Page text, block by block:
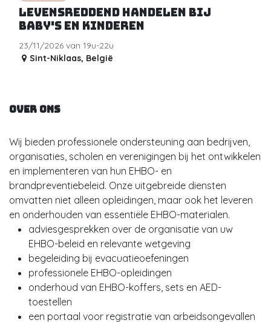
Levensreddend handelen bij
baby's en kinderen
23/11/2026 van 19u-22u
Sint-Niklaas, België
Over ons
Wij bieden professionele ondersteuning aan bedrijven,
organisaties, scholen en verenigingen bij het ontwikkelen
en implementeren van hun EHBO- en
brandpreventiebeleid. Onze uitgebreide diensten
omvatten niet alleen opleidingen, maar ook het leveren
en onderhouden van essentiële EHBO-materialen.
adviesgesprekken over de organisatie van uw
EHBO-beleid en relevante wetgeving
begeleiding bij evacuatieoefeningen
professionele EHBO-opleidingen
onderhoud van EHBO-koffers, sets en AED-
toestellen
een portaal voor registratie van arbeidsongevallen